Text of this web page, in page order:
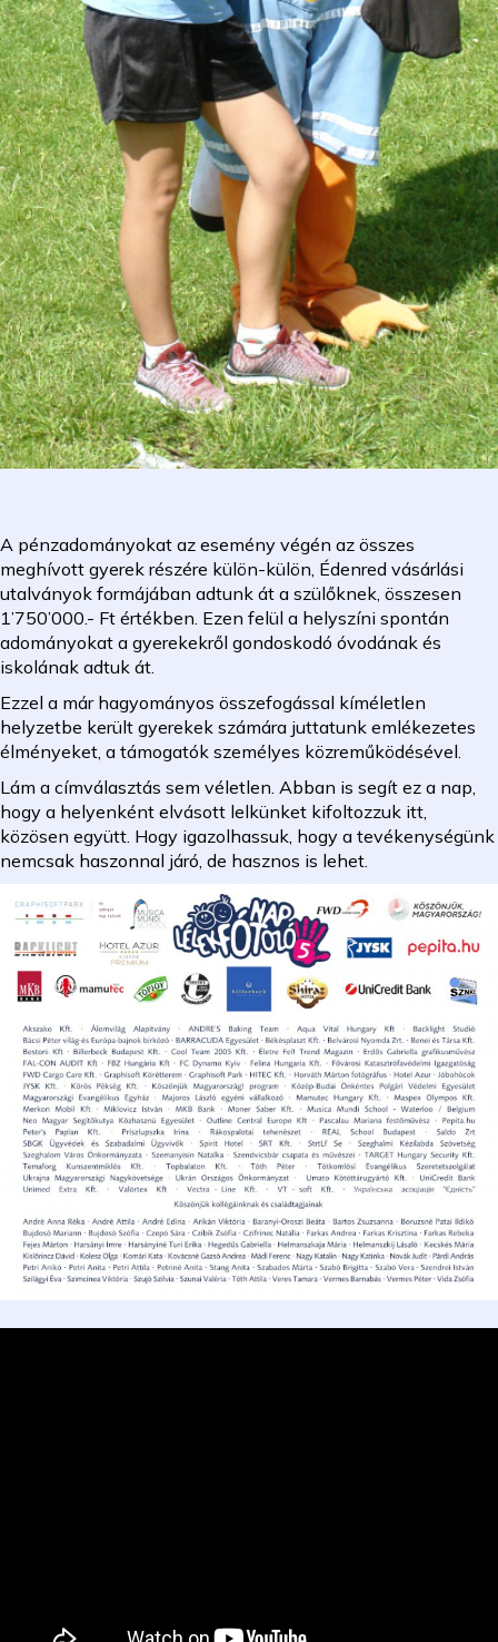
A pénzadományokat az esemény végén az összes
meghívott gyerek részére külön-külön, Édenred vásárlási
utalványok formájában adtunk át a szülőknek, összesen
1’750’000.- Ft értékben. Ezen felül a helyszíni spontán
adományokat a gyerekekről gondoskodó óvodának és
iskolának adtuk át.
Ezzel a már hagyományos összefogással kíméletlen
helyzetbe került gyerekek számára juttatunk emlékezetes
élményeket, a támogatók személyes közreműködésével.
Lám a címválasztás sem véletlen. Abban is segít ez a nap,
hogy a helyenként elvásott lelkünket kifoltozzuk itt,
közösen együtt. Hogy igazolhassuk, hogy a tevékenységünk
nemcsak haszonnal járó, de hasznos is lehet.